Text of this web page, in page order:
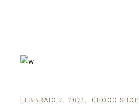
FEBBRAIO 2, 2021 CHOCO SHOP